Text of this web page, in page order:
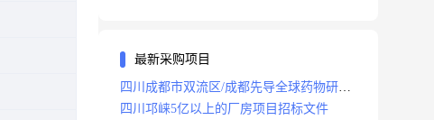
最新采购项目
四川成都市双流区/成都先导全球药物研发
生产基地(一期)(dj)项目招标标段
四川邛崃5亿以上的厂房项目招标文件